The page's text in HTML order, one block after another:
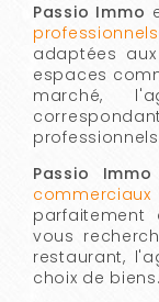
Passio Immo
adaptées
espaces
marché,
Passio Immo
vous
restaurant,
choix de biens.